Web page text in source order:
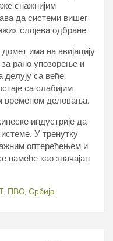
снажнијим
да системи вишег
слојева одбране.
има на авијацију
рано упозорење и
делују са веће
са слабијим
временом деловања.
индустрије да
У тренутку
оптерећењем и
намеће као значајан
, ПВО, Србија